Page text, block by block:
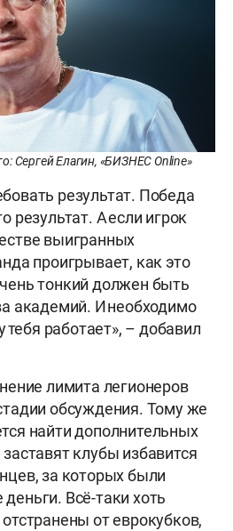
Сергей Елагин, «БИЗНЕС Online»
результат. Победа
результат. А если игрок
выигранных
проигрывает, как это
тонкий должен быть
академий. И необходимо
тебя работает», – добавил
лимита легионеров
обсуждения. Тому же
найти дополнительных
клубы избавится
за которых были
Всё-таки хоть
от еврокубков,